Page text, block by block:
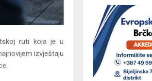
ruti koja je u
izvještaju